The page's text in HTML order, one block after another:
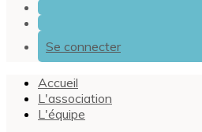
Se connecter
Accueil
L'association
L'équipe